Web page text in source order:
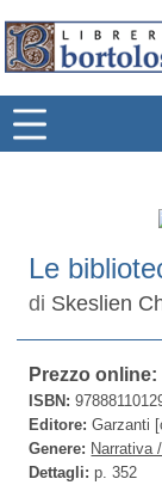
Le
di Skeslien
Prezzo online:
ISBN:
Editore:Garzanti
Genere: Narrativa
Dettagli:p. 352